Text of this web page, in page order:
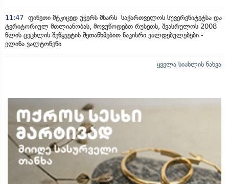
11:47 ფინეთი მტკიცედ უჭერს მხარს საქართველოს სუვერენიტეტსა და
ტერიტორიულ მთლიანობას, მოვუწოდებთ რუსეთს, შეასრულოს 2008
წლის ცეცხლის შეწყვეტის შეთანხმებით ნაკისრი ვალდებულებები -
ელინა ვალტონენი
ყველა სიახლის ნახვა